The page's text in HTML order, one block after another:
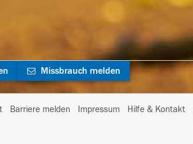
Missbrauch melden
Barriere melden Impressum Hilfe & Kontakt